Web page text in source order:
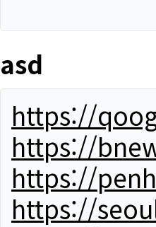
asd
https://
https://
https://
https://